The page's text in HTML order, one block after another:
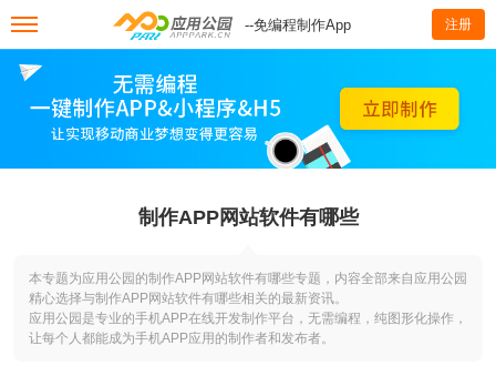
--免编程制作App 注册
制作APP网站软件有哪些
本专题为应用公园的制作APP网站软件有哪些专题，内容全部来自应用公园
精心选择与制作APP网站软件有哪些相关的最新资讯。
应用公园是专业的手机APP在线开发制作平台，无需编程，纯图形化操作，
让每个人都能成为手机APP应用的制作者和发布者。